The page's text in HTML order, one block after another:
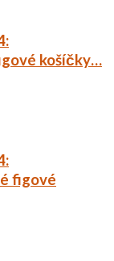
košíčky…
figové